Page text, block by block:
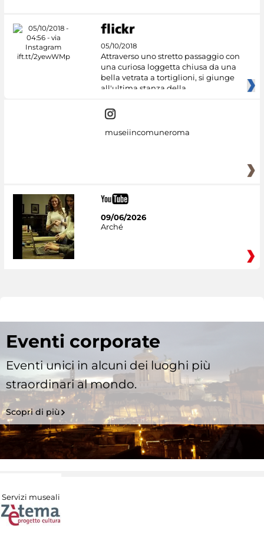
05/10/2018
Attraverso uno stretto passaggio con
una curiosa loggetta chiusa da una
bella vetrata a tortiglioni, si giunge
all'ultima stanza della
museiincomuneroma
09/06/2026
Arché
Eventi corporate
Eventi unici in alcuni dei luoghi più
straordinari al mondo.
Scopri di più
Servizi museali